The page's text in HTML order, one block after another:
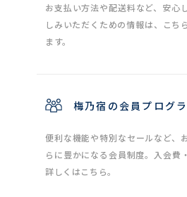
お支払い方法や配送料など、安心
しみいただくための情報は、こち
ます。
梅乃宿の会員プログ
便利な機能や特別なセールなど、
らに豊かになる会員制度。入会費
詳しくはこちら。